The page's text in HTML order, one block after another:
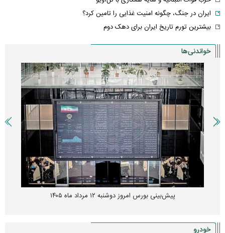
ایران در جنگ، چگونه امنیت غذایی را تامین کرد؟
بیشترین تورم تاریخ ایران برای دهک دوم
خواندنی‌ها
پیش‌بینی بورس امروز دوشنبه ۱۲ مرداد ماه ۱۴۰۵
خودرو